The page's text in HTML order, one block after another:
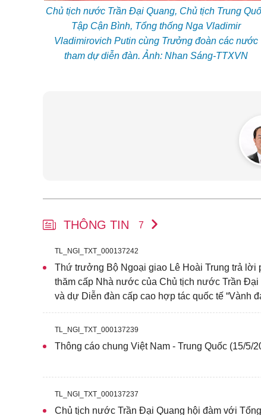
Chủ tịch nước Trần Đại Quang, Chủ tịch Trung
Tập Cận Bình, Tổng thống Nga Vladimir
Vladimirovich Putin cùng Trưởng đoàn các nước
tham dự diễn đàn. Ảnh: Nhan Sáng-TTXVN
THÔNG TIN 7
TL_NGI_TXT_000137242
Thứ trưởng Bộ Ngoại giao Lê Hoài Trung trả lời
thăm cấp Nhà nước của Chủ tịch nước Trần
và dự Diễn đàn cấp cao hợp tác quốc tế “Vành
TL_NGI_TXT_000137239
Thông cáo chung Việt Nam - Trung Quốc (15/5/
TL_NGI_TXT_000137237
Chủ tịch nước Trần Đại Quang hội đàm với